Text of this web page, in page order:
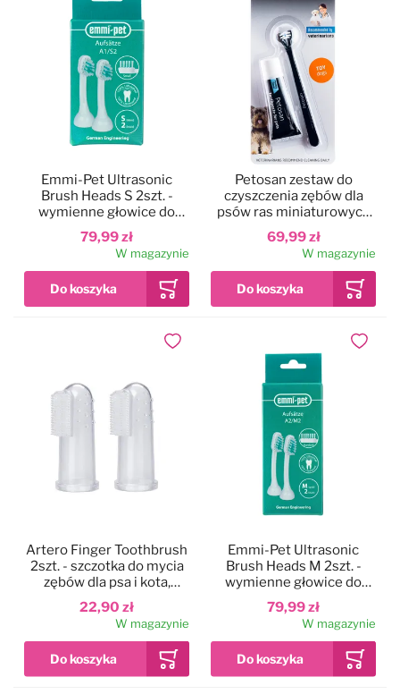
79,99 zł
Emmi-Pet Ultrasonic
Brush Heads S 2szt. -
wymienne głowice do
szczoteczki
ultradźwiękowej, małe
W magazynie
69,99 zł
Petosan zestaw do
czyszczenia zębów dla
psów ras miniaturowych
(do 3kg)
W magazynie
22,90 zł
Artero Finger Toothbrush
2szt. - szczotka do mycia
zębów dla psa i kota,
nakładka na palec
W magazynie
Dodaj do ulubionych
79,99 zł
Emmi-Pet Ultrasonic
Brush Heads M 2szt. -
wymienne głowice do
szczoteczki
ultradźwiękowej dla psa,
dużeW magazynie
Dodaj